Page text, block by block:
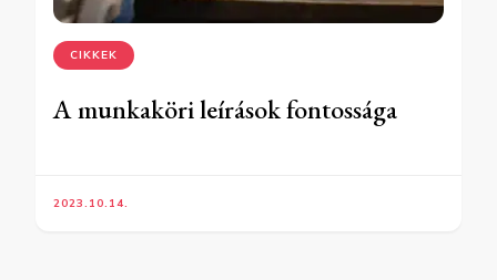
CIKKEK
A munkaköri leírások fontossága
2023.10.14.